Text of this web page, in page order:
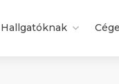
Hallgatóknak